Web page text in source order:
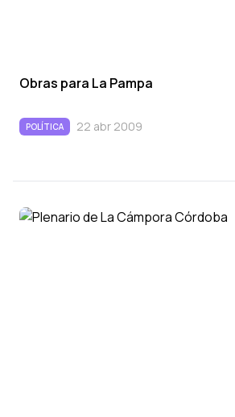
Obras para La Pampa
POLÍTICA 22 abr 2009